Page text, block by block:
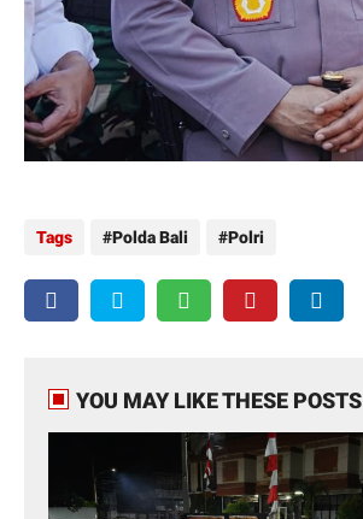
Tags Polda Bali Polri
YOU MAY LIKE THESE POSTS